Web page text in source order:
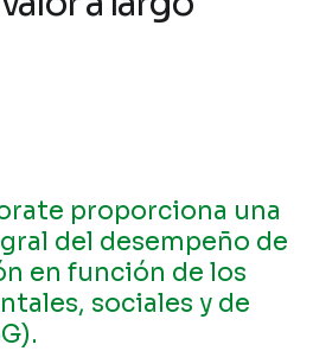
proporciona una
del desempeño de
en función de los
sociales y de